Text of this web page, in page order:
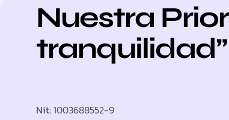
Nuestra
tranquilidad”
Nit:1003688552-9